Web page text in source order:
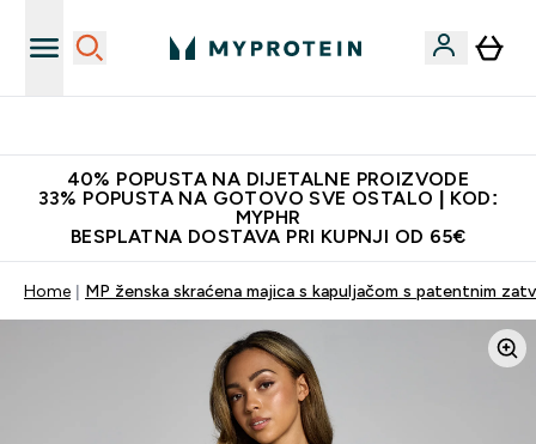
40% POPUSTA NA DIJETALNE PROIZVODE
33% POPUSTA NA GOTOVO SVE OSTALO | KOD:
MYPHR
BESPLATNA DOSTAVA PRI KUPNJI OD 65€
Home MP ženska skraćena majica s kapuljačom s patentnim